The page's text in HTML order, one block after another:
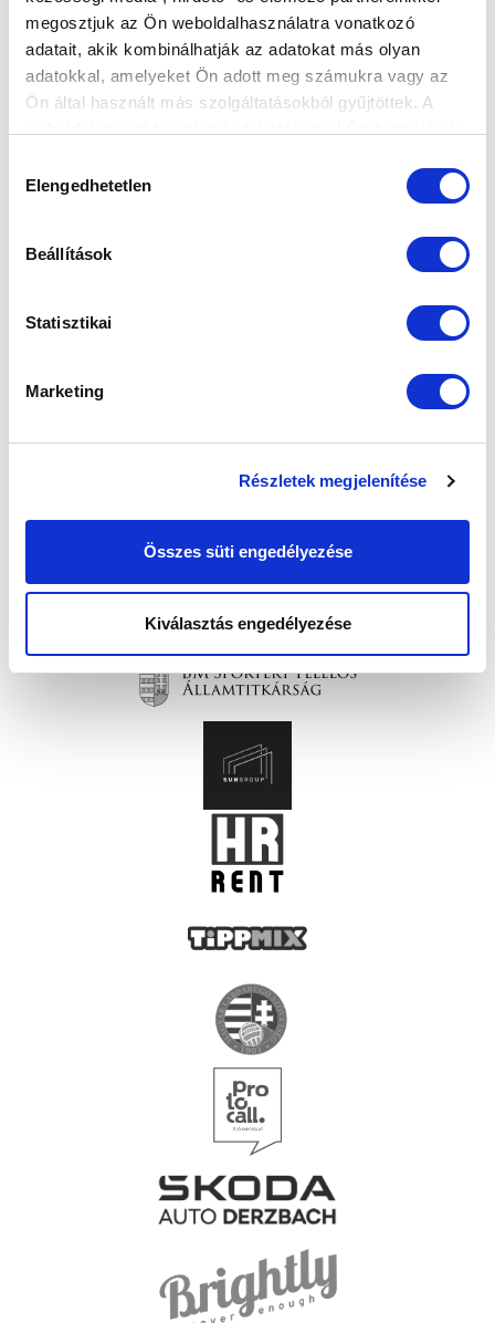
megosztjuk az Ön weboldalhasználatra vonatkozó
adatait, akik kombinálhatják az adatokat más olyan
adatokkal, amelyeket Ön adott meg számukra vagy az
Ön által használt más szolgáltatásokból gyűjtöttek. A
kiválasztása
Elengedhetetlen
Beállítások
Statisztikai
Marketing
Részletek megjelenítése
Összes süti engedélyezése
Kiválasztás engedélyezése
FELIRATKOZOM
SZPONZOROK